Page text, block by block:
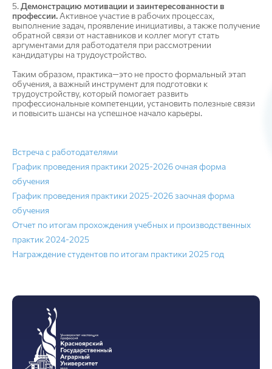
5.Демонстрацию мотивации и заинтересованности в
профессии. Активное участие в рабочих процессах,
выполнение задач, проявление инициативы, а также получение
обратной связи от наставников и коллег могут стать
аргументами для работодателя при рассмотрении
кандидатуры на трудоустройство.
Таким образом, практика—это не просто формальный этап
обучения, а важный инструмент для подготовки к
трудоустройству, который помогает развить
профессиональные компетенции, установить полезные связи
и повысить шансы на успешное начало карьеры.
Встреча с работодателями
График проведения практики 2025-2026 oчная форма
обучения
График проведения практики 2025-2026 заoчная форма
обучения
Отчет по итогам прохождения учебных и производственных
практик 2024-2025
Награждение студентов по итогам практики 2025 год